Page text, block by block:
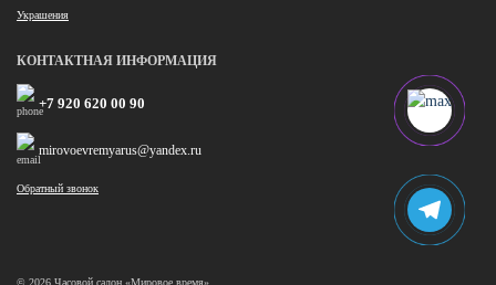
Украшения
КОНТАКТНАЯ ИНФОРМАЦИЯ
+7 920 620 00 90
mirovoevremyarus@yandex.ru
Обратный звонок
© 2026 Часовой салон «Мировое время»